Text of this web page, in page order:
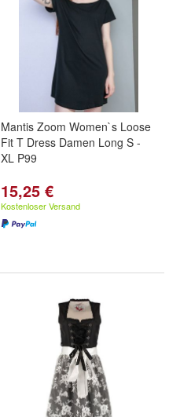
Mantis Zoom Women`s Loose
Fit T Dress Damen Long S -
XL P99
15,25 €
Kostenloser Versand